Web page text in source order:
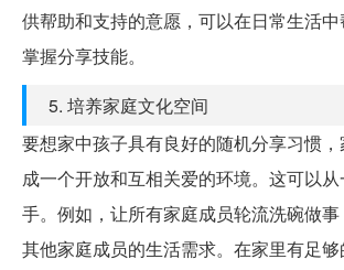
供帮助和支持的意愿，可以在日常生活
掌握分享技能。
5. 培养家庭文化空间
要想家中孩子具有良好的随机分享习惯
成一个开放和互相关爱的环境。这可以
手。例如，让所有家庭成员轮流洗碗做
其他家庭成员的生活需求。在家里有足